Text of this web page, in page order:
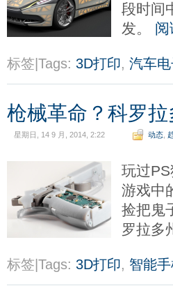
段时间
发。 阅
标签|Tags: 3D打印, 汽车
枪械革命？科罗
星期日, 14 9 月, 2014, 2:22 动态
玩过
游戏中
捡把鬼
罗拉多
标签|Tags: 3D打印, 智能